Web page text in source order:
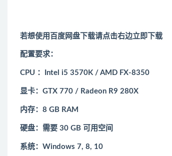
若想使用百度网盘下载请点击右边立即下载
配置要求：
CPU ：Intel i5 3570K / AMD FX-8350
显卡：GTX 770 / Radeon R9 280X
内存：8 GB RAM
硬盘：需要 30 GB 可用空间
系统：Windows 7, 8, 10